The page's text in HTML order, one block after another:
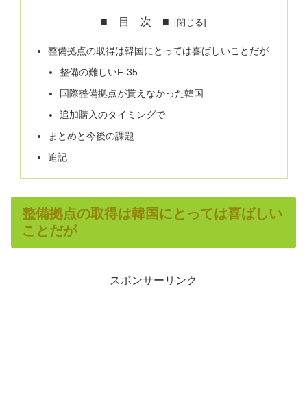
■ 目 次 ■
整備拠点の取得は韓国にとっては喜ばしいことだが
整備の難しいF-35
国際整備拠点が貰えなかった韓国
追加購入のタイミングで
まとめと今後の課題
追記
整備拠点の取得は韓国にとっては喜ばしい
ことだが
スポンサーリンク